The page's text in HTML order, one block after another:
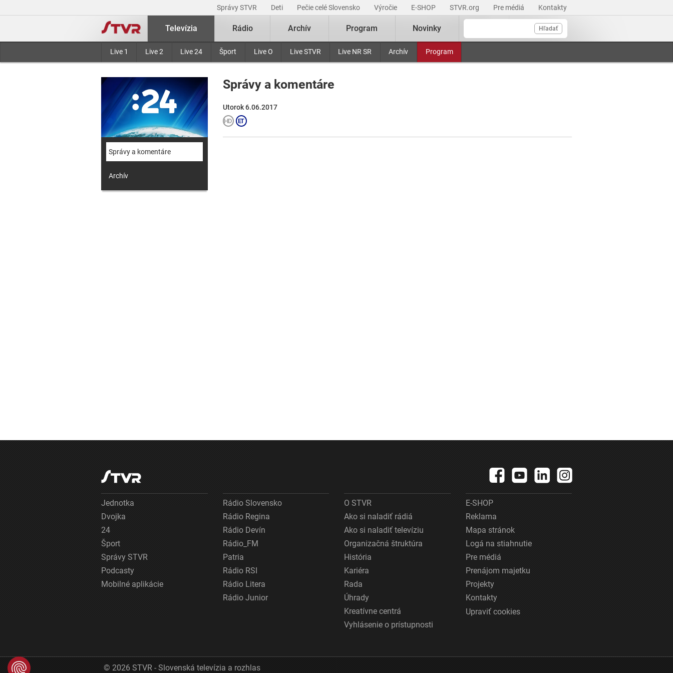
Správy STVR Deti Pečie celé Slovensko Výročie E-SHOP STVR.org Pre médiá Kontakty
Hľadať
Televízia
Live 1 Live 2 Live 24 Šport Live O Live STVR Live NR SR Archív Program
Rádio Archív Program Novinky
Správy a komentáre
Archív
Správy a komentáre
Utorok 6.06.2017
Jednotka
Dvojka
24
Šport
Správy STVR
Podcasty
Mobilné aplikácie
Rádio Slovensko
Rádio Regina
Rádio Devín
Rádio_FM
Patria
Rádio RSI
Rádio Litera
Rádio Junior
O STVR
Ako si naladiť rádiá
Ako si naladiť televíziu
Organizačná štruktúra
História
Kariéra
Rada
Úhrady
Kreatívne centrá
Vyhlásenie o prístupnosti
E-SHOP
Reklama
Mapa stránok
Logá na stiahnutie
Pre médiá
Prenájom majetku
Projekty
Kontakty
Upraviť cookies
© 2026 STVR - Slovenská televízia a rozhlas